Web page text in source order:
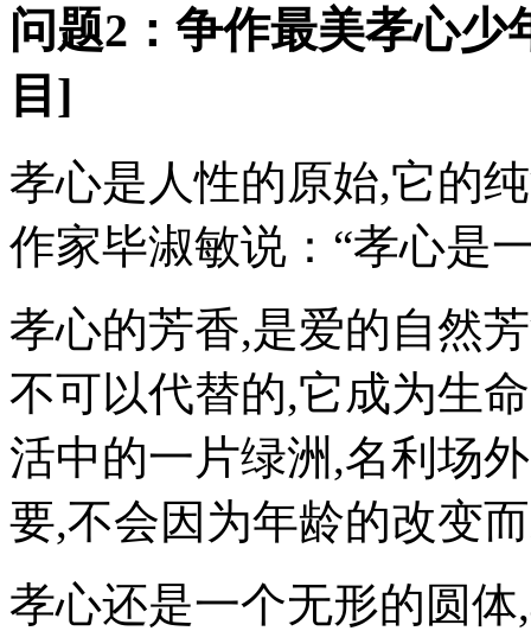
问题2：争作最美孝心少
目]
孝心是人性的原始,它的
作家毕淑敏说：“孝心是
孝心的芳香,是爱的自然
不可以代替的,它成为生
活中的一片绿洲,名利场
要,不会因为年龄的改变
孝心还是一个无形的圆